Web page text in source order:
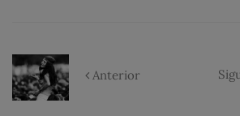
Anterior